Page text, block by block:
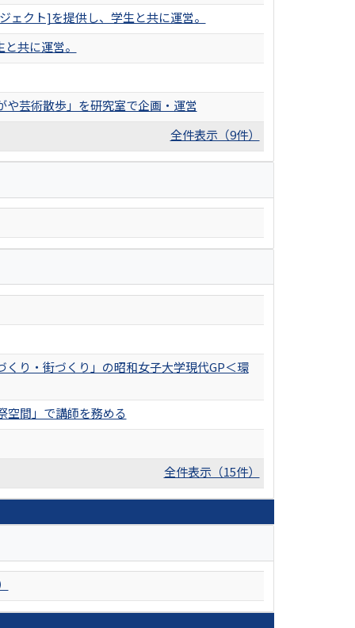
クト]を提供し、学生と共に運営。
共に運営。
芸術散歩」を研究室で企画・運営
全件表示（9件）
り・街づくり」の昭和女子大学現代GP＜環
空間」で講師を務める
全件表示（15件）